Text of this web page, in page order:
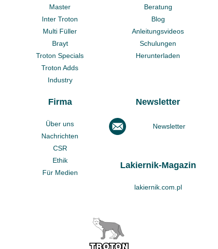
Master
Inter Troton
Multi Füller
Brayt
Troton Specials
Troton Adds
Industry
Beratung
Blog
Anleitungsvideos
Schulungen
Herunterladen
Firma
Über uns
Nachrichten
CSR
Ethik
Für Medien
Newsletter
Newsletter
Lakiernik-Magazin
lakiernik.com.pl